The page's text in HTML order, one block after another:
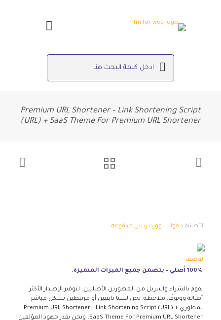
Premium URL Shortener – Link Shortening Script
(URL) + SaaS Theme For Premium URL Shortener
التصنيف: قوالب ووردبريس مدفوعه
الوصف
100% أصلي – يتضمن جميع الميزات المتميزة.
نقوم بالشراء والتنزيل من المطورين الأصليين، لتوفير الإصدار الأكثر
أصالة ووثوقًا. ملاحظة: نحن لسنا تابعين أو مرتبطين بشكل مباشر
بمطوري Premium URL Shortener – Link Shortening Script (URL) +
SaaS Theme For Premium URL Shortener، ونحن نقدر جهود المؤلفين